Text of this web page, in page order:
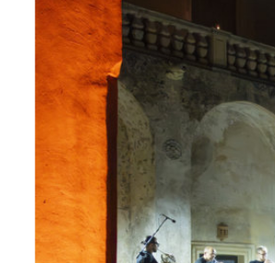
La cultura che unisce il
Eleusi APS promuove musica, editoria,
Scopri Eleusi I nostri progetti
Eleusi APS Festival del Capo